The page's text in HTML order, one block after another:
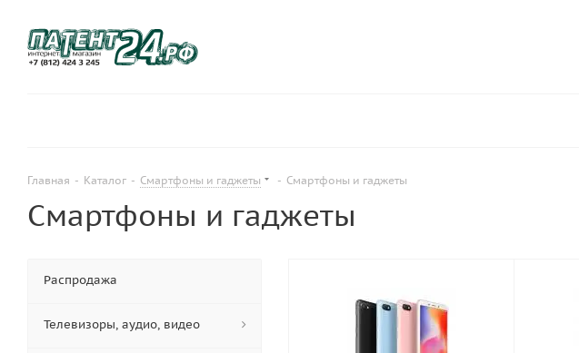
Главная - Каталог - Смартфоны и гаджеты - Смартфоны и гаджеты
Смартфоны и гаджеты
Распродажа
Телевизоры, аудио, видео